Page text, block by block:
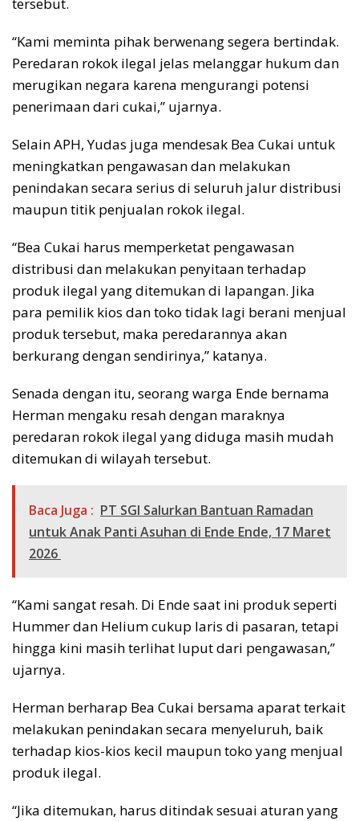
“Kami meminta pihak berwenang segera bertindak.
Peredaran rokok ilegal jelas melanggar hukum dan
merugikan negara karena mengurangi potensi
penerimaan dari cukai,” ujarnya.
Selain APH, Yudas juga mendesak Bea Cukai untuk
meningkatkan pengawasan dan melakukan
penindakan secara serius di seluruh jalur distribusi
maupun titik penjualan rokok ilegal.
“Bea Cukai harus memperketat pengawasan
distribusi dan melakukan penyitaan terhadap
produk ilegal yang ditemukan di lapangan. Jika
para pemilik kios dan toko tidak lagi berani menjual
produk tersebut, maka peredarannya akan
berkurang dengan sendirinya,” katanya.
Senada dengan itu, seorang warga Ende bernama
Herman mengaku resah dengan maraknya
peredaran rokok ilegal yang diduga masih mudah
ditemukan di wilayah tersebut.
Baca Juga : PT SGI Salurkan Bantuan Ramadan
untuk Anak Panti Asuhan di Ende Ende, 17 Maret
2026
“Kami sangat resah. Di Ende saat ini produk seperti
Hummer dan Helium cukup laris di pasaran, tetapi
hingga kini masih terlihat luput dari pengawasan,”
ujarnya.
Herman berharap Bea Cukai bersama aparat terkait
melakukan penindakan secara menyeluruh, baik
terhadap kios-kios kecil maupun toko yang menjual
produk ilegal.
“Jika ditemukan, harus ditindak sesuai aturan yang